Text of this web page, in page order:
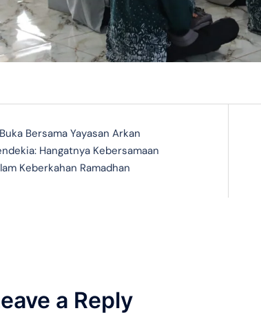
Buka Bersama Yayasan Arkan
Hangatnya Kebersamaan
Keberkahan Ramadhan
a Reply